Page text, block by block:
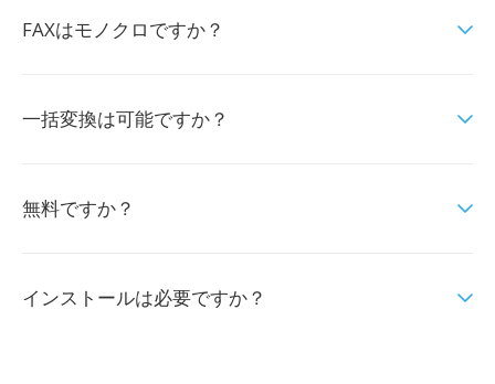
FAXはモノクロですか？
一括変換は可能ですか？
無料ですか？
インストールは必要ですか？